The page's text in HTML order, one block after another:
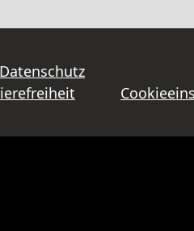
Datenschutz